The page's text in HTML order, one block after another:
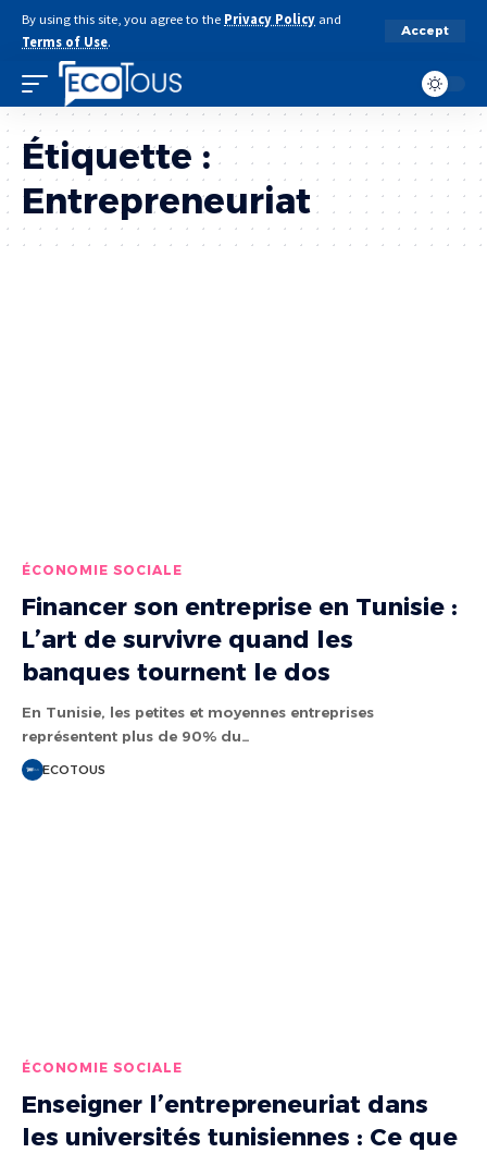
By using this site, you agree to the Privacy Policy and
Terms of Use.
Accept
Étiquette :
Entrepreneuriat
ÉCONOMIE SOCIALE
Financer son entreprise en Tunisie :
L’art de survivre quand les
banques tournent le dos
En Tunisie, les petites et moyennes entreprises
représentent plus de 90% du…
ECOTOUS
ÉCONOMIE SOCIALE
Enseigner l’entrepreneuriat dans
les universités tunisiennes : Ce que